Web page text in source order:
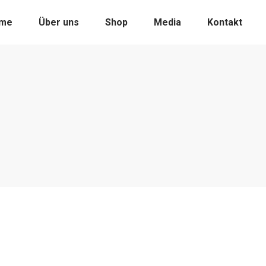
Über uns Shop Media Kontakt